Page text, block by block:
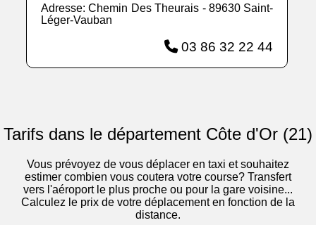
Adresse: Chemin Des Theurais - 89630 Saint-
Léger-Vauban
03 86 32 22 44
Tarifs dans le département Côte d'Or (21)
Vous prévoyez de vous déplacer en taxi et souhaitez
estimer combien vous coutera votre course? Transfert
vers l'aéroport le plus proche ou pour la gare voisine...
Calculez le prix de votre déplacement en fonction de la
distance.